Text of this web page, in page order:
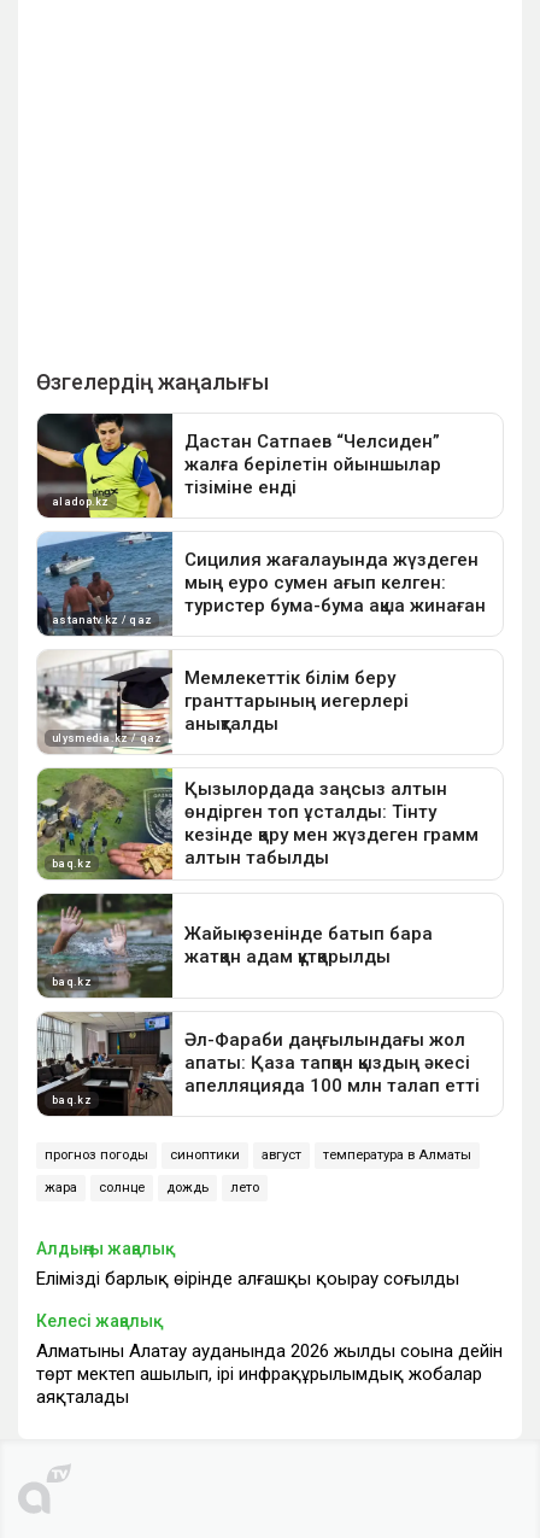
прогноз погоды синоптики август температура в Алматы
жара солнце дождь лето
Алдыңғы жаңалық
Еліміздің барлық өңірінде алғашқы қоңырау соғылды
Келесі жаңалық
Алматының Алатау ауданында 2026 жылдың соңына дейін
төрт мектеп ашылып, ірі инфрақұрылымдық жобалар
аяқталады